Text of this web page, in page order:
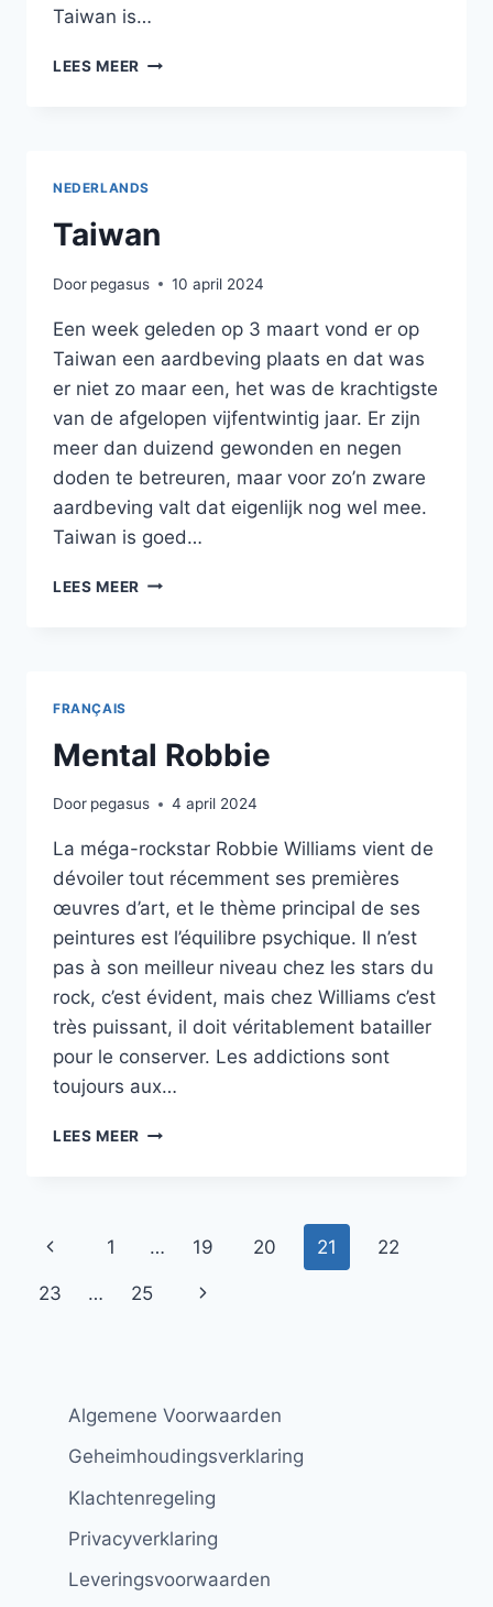
Taiwan is…
LEES MEER TAIWAN
NEDERLANDS
Taiwan
Door pegasus 10 april 2024
Een week geleden op 3 maart vond er op
Taiwan een aardbeving plaats en dat was
er niet zo maar een, het was de krachtigste
van de afgelopen vijfentwintig jaar. Er zijn
meer dan duizend gewonden en negen
doden te betreuren, maar voor zo’n zware
aardbeving valt dat eigenlijk nog wel mee.
Taiwan is goed…
LEES MEER TAIWAN
FRANÇAIS
Mental Robbie
Door pegasus 4 april 2024
La méga-rockstar Robbie Williams vient de
dévoiler tout récemment ses premières
œuvres d’art, et le thème principal de ses
peintures est l’équilibre psychique. Il n’est
pas à son meilleur niveau chez les stars du
rock, c’est évident, mais chez Williams c’est
très puissant, il doit véritablement batailler
pour le conserver. Les addictions sont
toujours aux…
LEES MEER MENTAL
Paginanavigatie
Vorige
pagina
1 … 19 20 21 22
23 … 25
Volgende
Algemene Voorwaarden
Geheimhoudingsverklaring
Klachtenregeling
Privacyverklaring
Leveringsvoorwaarden